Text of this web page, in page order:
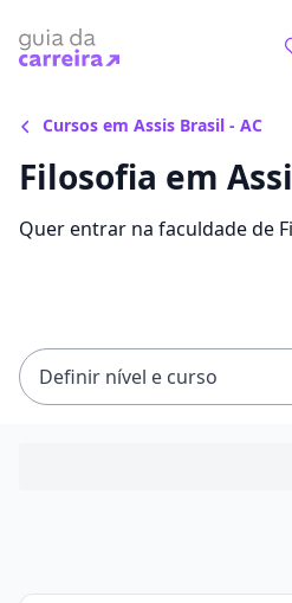
Cursos em Assis Brasil - AC
Filosofia em
Quer entrar na faculdade de
Definir nível e curso